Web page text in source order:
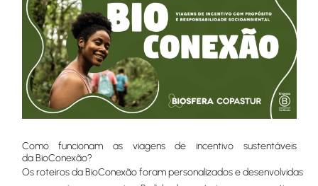
Como funcionam as viagens de incentivo sustentáveis
da BioConexão?
Os roteiros da BioConexão foram personalizados e desenvolvidas